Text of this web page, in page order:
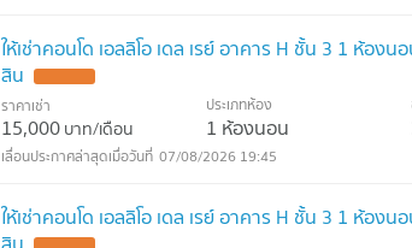
ให้เช่าคอนโด เอลลิโอ เดล เรย์ อาคาร H ชั้น 3 1 ห้อง
สิน
ราคาเช่า
15,000บาท/เดือน
ประเภทห้อง
1 ห้องนอน
07/08/2026 19:45
ให้เช่าคอนโด เอลลิโอ เดล เรย์ อาคาร H ชั้น 3 1 ห้อง